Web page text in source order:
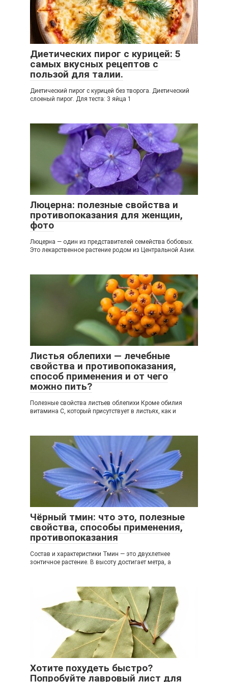
Диетических пирог с курицей: 5
самых вкусных рецептов с
пользой для талии.
Диетический пирог с курицей без творога. Диетический
слоеный пирог. Для теста: 3 яйца 1
Люцерна: полезные свойства и
противопоказания для женщин,
фото
Люцерна — один из представителей семейства бобовых.
Это лекарственное растение родом из Центральной Азии.
Листья облепихи — лечебные
свойства и противопоказания,
способ применения и от чего
можно пить?
Полезные свойства листьев облепихи Кроме обилия
витамина С, который присутствует в листьях, как и
Чёрный тмин: что это, полезные
свойства, способы применения,
противопоказания
Состав и характеристики Тмин — это двухлетнее
зонтичное растение. В высоту достигает метра, а
Хотите похудеть быстро?
Попробуйте лавровый лист для